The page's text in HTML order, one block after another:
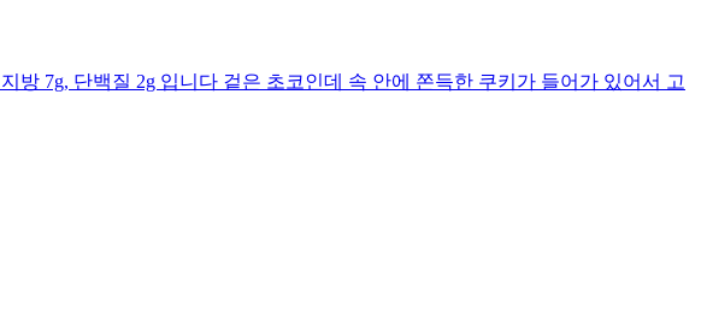
방 7g, 단백질 2g 입니다 겉은 초코인데 속 안에 쫀득한 쿠키가 들어가 있어서 고